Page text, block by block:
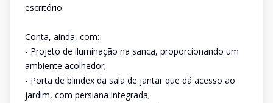
escritório.
Conta, ainda, com:
- Projeto de iluminação na sanca, proporcionando um
ambiente acolhedor;
- Porta de blindex da sala de jantar que dá acesso ao
jardim, com persiana integrada;